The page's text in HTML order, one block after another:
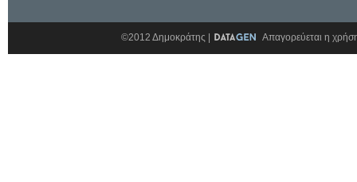
©2012 Δημοκράτης | Απαγορεύεται η